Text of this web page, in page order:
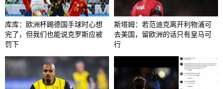
库库：欧洲杯踢德国手球时心想
完了，但我们也能说克罗斯应被
罚下
斯塔姆：若范迪克离开利物浦可
去美国，留欧洲的话只有皇马可
行